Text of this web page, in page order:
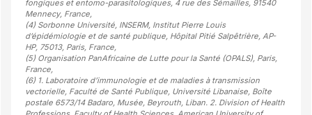
fongiques et entomo-parasitologiques, 4 rue des Sémailles, 91540
Mennecy, France,
(4) Sorbonne Université, INSERM, Institut Pierre Louis
d’épidémiologie et de santé publique, Hôpital Pitié Salpêtrière, AP-
HP, 75013, Paris, France,
(5) Organisation PanAfricaine de Lutte pour la Santé (OPALS), Paris,
France,
(6) 1. Laboratoire d’immunologie et de maladies à transmission
vectorielle, Faculté de Santé Publique, Université Libanaise, Boîte
postale 6573/14 Badaro, Musée, Beyrouth, Liban. 2. Division of Health